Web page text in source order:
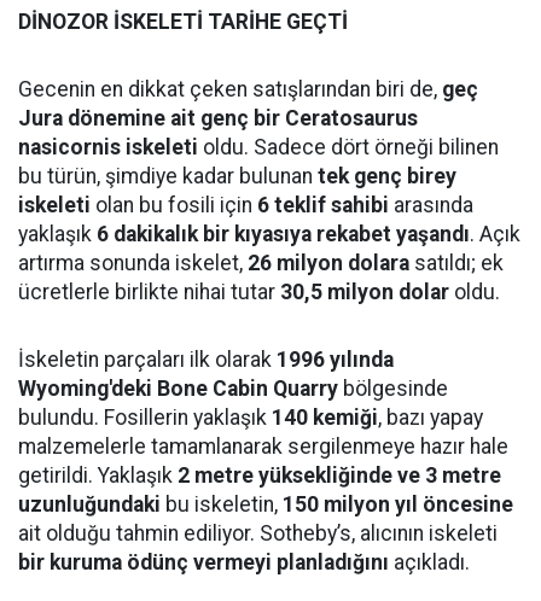
DİNOZOR İSKELETİ TARİHE GEÇTİ
Gecenin en dikkat çeken satışlarından biri de, geç
Jura dönemine ait genç bir Ceratosaurus
nasicornis iskeleti oldu. Sadece dört örneği bilinen
bu türün, şimdiye kadar bulunan tek genç birey
iskeleti olan bu fosili için 6 teklif sahibi arasında
yaklaşık 6 dakikalık bir kıyasıya rekabet yaşandı. Açık
artırma sonunda iskelet, 26 milyon dolara satıldı; ek
ücretlerle birlikte nihai tutar 30,5 milyon dolar oldu.
İskeletin parçaları ilk olarak 1996 yılında
Wyoming'deki Bone Cabin Quarry bölgesinde
bulundu. Fosillerin yaklaşık 140 kemiği, bazı yapay
malzemelerle tamamlanarak sergilenmeye hazır hale
getirildi. Yaklaşık 2 metre yüksekliğinde ve 3 metre
uzunluğundaki bu iskeletin, 150 milyon yıl öncesine
ait olduğu tahmin ediliyor. Sotheby’s, alıcının iskeleti
bir kuruma ödünç vermeyi planladığını açıkladı.